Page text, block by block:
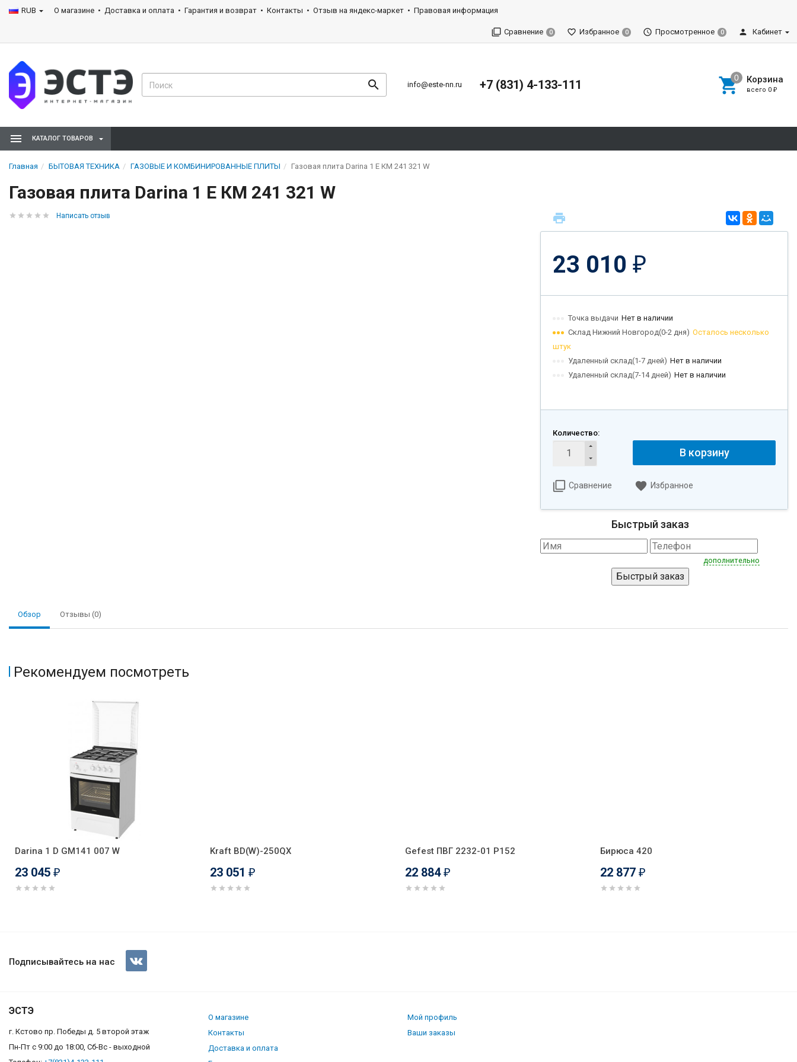
RUB О магазине Доставка и оплата Гарантия и возврат Контакты Отзыв на яндекс-маркет Правовая информация
Сравнение 0 Избранное 0 Просмотренное 0 Кабинет
info@este-nn.ru +7 (831) 4-133-111 Корзина
всего 0 ₽
КАТАЛОГ ТОВАРОВ
Главная БЫТОВАЯ ТЕХНИКА ГАЗОВЫЕ И КОМБИНИРОВАННЫЕ ПЛИТЫ Газовая плита Darina 1 E КМ 241 321 W
Газовая плита Darina 1 E КМ 241 321 W
Написать отзыв
23 010 ₽
Точка выдачи Нет в наличии
Склад Нижний Новгород(0-2 дня) Осталось несколько
штук
Удаленный склад(1-7 дней) Нет в наличии
Удаленный склад(7-14 дней) Нет в наличии
Количество:
В корзину
Сравнение Избранное
Быстрый заказ
дополнительно
Обзор Отзывы (0)
Рекомендуем посмотреть
Darina 1 D GM141 007 W
23 045 ₽
Kraft BD(W)-250QX
23 051 ₽
Gefest ПВГ 2232-01 Р152
22 884 ₽
Бирюса 420
22 877 ₽
Газовая плита Darina 1 E КМ 241 321 W
Подписывайтесь на нас
ЭСТЭ
г. Кстово пр. Победы д. 5 второй этаж
Пн-Пт с 9:00 до 18:00, Сб-Вс - выходной
О магазине
Контакты
Доставка и оплата
Мой профиль
Ваши заказы